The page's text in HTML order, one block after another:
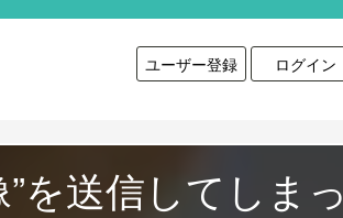
ユーザー登録 ログイン
を送信してしまっ